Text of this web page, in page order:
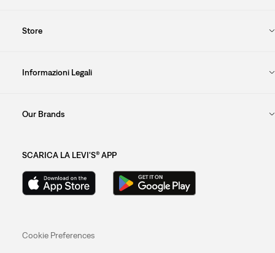
Store
Informazioni Legali
Our Brands
SCARICA LA LEVI'S® APP
Cookie Preferences